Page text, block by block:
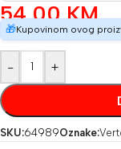
54,00KM
🎁Kupovinom ovog
- +
SKU:64989Oznake: